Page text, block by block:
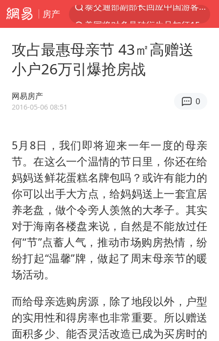
房产
美国将对多晶硅衍生品加征15%关税
台风白海豚逼近 暴雨大暴雨来袭
公司“上四休三”但要降薪1000元
47岁妈妈突然产女 26岁女儿：很震惊
OpenAI为免费用户升级GPT-5.6 Luna
段绚竞因公牺牲 年仅44岁
日本广岛民众举行游行反对政府行径
实探山东最热的“中国蔬菜之乡”
女子开一天一夜空调后二氧化碳中毒
奋进开新局 实干挑大梁
攻占最惠母亲节 43㎡高赠送
小户26万引爆抢房战
网易房产
2016-05-06 08:51
0
5月8日，我们即将迎来一年一度的母亲
节。在这么一个温情的节日里，你还在给
妈妈送鲜花蛋糕名牌包吗？或许有能力的
你可以出手大方点，给妈妈送上一套宜居
养老盘，做个令旁人羡煞的大孝子。其实
对于海南各楼盘来说，自然是不能放过任
何“节”点蓄人气，推动市场购房热情，纷
纷打起“温馨”牌，做起了周末母亲节的暖
场活动。
而给母亲选购房源，除了地段以外，户型
的实用性和得房率也非常重要。所以赠送
面积多少、能否灵活改造已成为买房时的